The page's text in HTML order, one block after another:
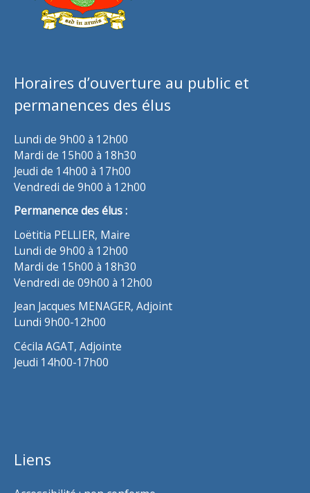
Horaires d’ouverture au public et
permanences des élus
Lundi de 9h00 à 12h00
Mardi de 15h00 à 18h30
Jeudi de 14h00 à 17h00
Vendredi de 9h00 à 12h00
Permanence des élus :
Loëtitia PELLIER, Maire
Lundi de 9h00 à 12h00
Mardi de 15h00 à 18h30
Vendredi de 09h00 à 12h00
Jean Jacques MENAGER, Adjoint
Lundi 9h00-12h00
Cécila AGAT, Adjointe
Jeudi 14h00-17h00
Liens